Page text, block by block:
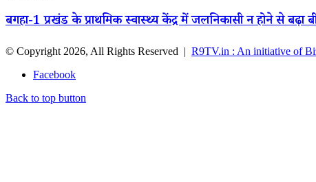
बगहा-1 प्रखंड के प्राथमिक स्वास्थ्य केंद्र में जलनिकासी न होने से बढ़ा
© Copyright 2026, All Rights Reserved | R9TV.in : An initiative of
Facebook
Back to top button